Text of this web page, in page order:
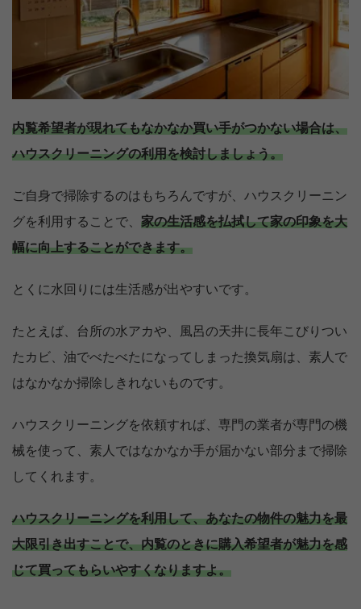
内覧希望者が現れてもなかなか買い手がつかない場合は、
ハウスクリーニングの利用を検討しましょう。
ご自身で掃除するのはもちろんですが、ハウスクリーニン
グを利用することで、 家の生活感を払拭して家の印象を大
幅に向上することができます。
とくに水回りには生活感が出やすいです。
たとえば、台所の水アカや、風呂の天井に長年こびりつい
たカビ、油でべたべたになってしまった換気扇は、素人で
はなかなか掃除しきれないものです。
ハウスクリーニングを依頼すれば、専門の業者が専門の機
械を使って、素人ではなかなか手が届かない部分まで掃除
してくれます。
ハウスクリーニングを利用して、あなたの物件の魅力を最
大限引き出すことで、内覧のときに購入希望者が魅力を感
じて買ってもらいやすくなりますよ。